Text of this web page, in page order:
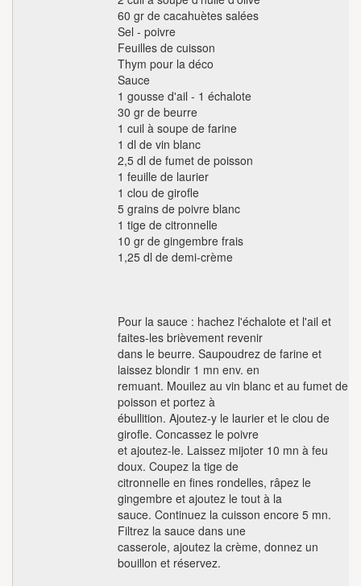
60 gr de cacahuètes salées
Sel - poivre
Feuilles de cuisson
Thym pour la déco
Sauce
1 gousse d'ail - 1 échalote
30 gr de beurre
1 cuil à soupe de farine
1 dl de vin blanc
2,5 dl de fumet de poisson
1 feuille de laurier
1 clou de girofle
5 grains de poivre blanc
1 tige de citronnelle
10 gr de gingembre frais
1,25 dl de demi-crème
Pour la sauce : hachez l'échalote et l'ail et
faites-les brièvement revenir
dans le beurre. Saupoudrez de farine et
laissez blondir 1 mn env. en
remuant. Mouilez au vin blanc et au fumet de
poisson et portez à
ébullition. Ajoutez-y le laurier et le clou de
girofle. Concassez le poivre
et ajoutez-le. Laissez mijoter 10 mn à feu
doux. Coupez la tige de
citronnelle en fines rondelles, râpez le
gingembre et ajoutez le tout à la
sauce. Continuez la cuisson encore 5 mn.
Filtrez la sauce dans une
casserole, ajoutez la crème, donnez un
bouillon et réservez.